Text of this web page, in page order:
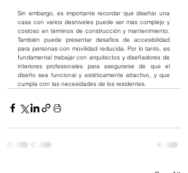
Sin embargo, es importante recordar que diseñar una
casa con varios desniveles puede ser más complejo y
costoso en términos de construcción y mantenimiento.
También puede presentar desafíos de accesibilidad
para personas con movilidad reducida. Por lo tanto, es
fundamental trabajar con arquitectos y diseñadores de
interiores profesionales para asegurarse de que el
diseño sea funcional y estéticamente atractivo, y que
cumpla con las necesidades de los residentes.